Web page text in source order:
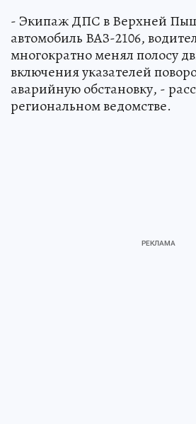
- Экипаж ДПС в Верхней
автомобиль ВАЗ-2106,
многократно менял полосу
включения указателей
аварийную обстановку, -
региональном ведомстве.